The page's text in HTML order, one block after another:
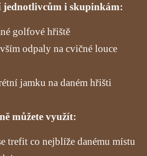
jednotlivcům i skupinkám:
golfové hřiště
odpaly na cvičné louce
jamku na daném hřišti
můžete využít:
trefit co nejblíže danému místu